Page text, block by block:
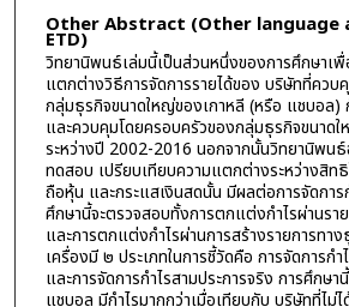
Other Abstract (Other
ETD)
วิทยานิพนธ์เล่มนี้เป็นส่วนหนึ่งของการศึกษาเพื่
แตกต่างวิธีการจัดการรายได้ของ บริษัทที่ควบ
กลุ่มธุรกิจขนาดใหญ่ของเกาหลี (หรือ แชบอล)
และควบคุมโดยครอบครัวของกลุ่มธุรกิจขนาดใ
ระหว่างปี 2002-2016 นอกจากนั้นวิทยานิพน
ทดสอบ เปรียบเทียบความแตกต่างระหว่างสิท
ถือหุ้น และกระแสเงินสดนั้น มีผลต่อการจัดการ
ศึกษานี้จะตรวจสอบทั้งการตกแต่งกำไรผ่านรา
และการตกแต่งกำไรผ่านการสร้างรายการทา
เครื่องมี ๒ ประเภทในการชี้วัดคือ การจัดการกำ
และการจัดการกำไรสามประการจริง การศึกษ
แชบอล มีกำไรมากกว่าเมื่อเทียบกับ บริษัทที่ไม่